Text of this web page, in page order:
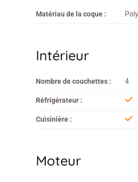
Matériau de la coque :
Intérieur
Nombre de couchettes : 4
Réfrigérateur :
Cuisinière :
Moteur